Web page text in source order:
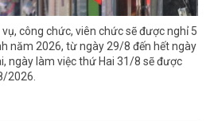
công chức, viên chức sẽ được nghỉ 5
năm 2026, từ ngày 29/8 đến hết ngày
ngày làm việc thứ Hai 31/8 sẽ được
2026.